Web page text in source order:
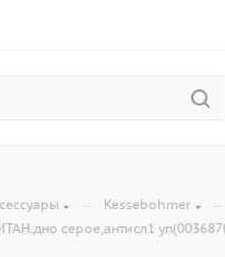
— Kessebohmer —
серое,антисл1